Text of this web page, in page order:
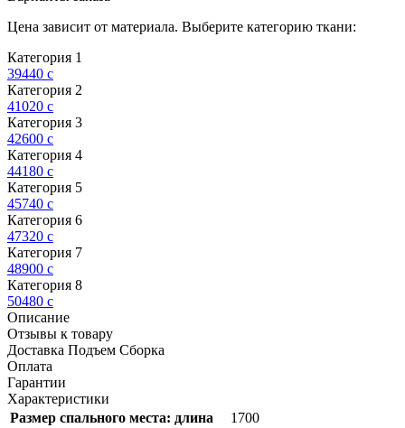
Цена зависит от материала. Выберите категорию ткани:
Категория 1
39440 c
Категория 2
41020 c
Категория 3
42600 c
Категория 4
44180 c
Категория 5
45740 c
Категория 6
47320 c
Категория 7
48900 c
Категория 8
50480 c
Описание
Отзывы к товару
Доставка Подъем Сборка
Оплата
Гарантии
Характеристики
Размер спального места: длина
1700